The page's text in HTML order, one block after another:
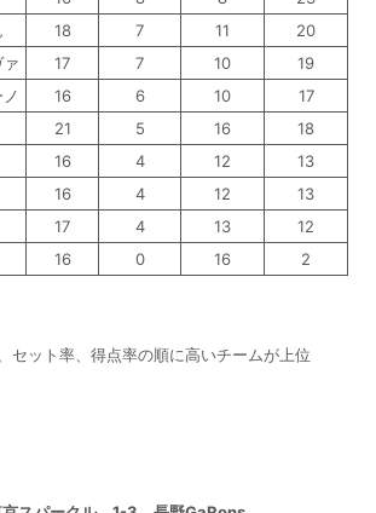
18 7 11
20
17 7 10
19
16 6 10
17
21 5 16
18
16 4 12
13
16 4 12
13
17 4 13
12
16 0 16 2
セット率、得点率の順に高いチームが上位